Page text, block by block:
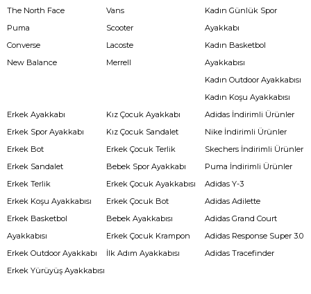
The North Face
Puma
Converse
New Balance
Vans
Scooter
Lacoste
Merrell
Kadın Günlük Spor
Ayakkabı
Kadın Basketbol
Ayakkabısı
Kadın Outdoor Ayakkabısı
Kadın Koşu Ayakkabısı
Erkek Ayakkabı
Erkek Spor Ayakkabı
Erkek Bot
Erkek Sandalet
Erkek Terlik
Erkek Koşu Ayakkabısı
Erkek Basketbol
Ayakkabısı
Erkek Outdoor Ayakkabı
Erkek Yürüyüş Ayakkabısı
Kız Çocuk Ayakkabı
Kız Çocuk Sandalet
Erkek Çocuk Terlik
Bebek Spor Ayakkabı
Erkek Çocuk Ayakkabısı
Erkek Çocuk Bot
Bebek Ayakkabısı
Erkek Çocuk Krampon
İlk Adım Ayakkabısı
Adidas İndirimli Ürünler
Nike İndirimli Ürünler
Skechers İndirimli Ürünler
Puma İndirimli Ürünler
Adidas Y-3
Adidas Adilette
Adidas Grand Court
Adidas Response Super 3.0
Adidas Tracefinder